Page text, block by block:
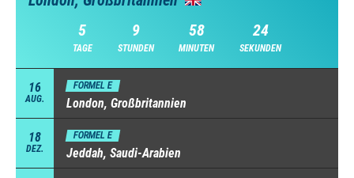
5
TAGE
9
STUNDEN
58
MINUTEN
23
SEKUNDEN
16
AUG.
FORMEL E
London, Großbritannien
18
DEZ.
FORMEL E
Jeddah, Saudi-Arabien